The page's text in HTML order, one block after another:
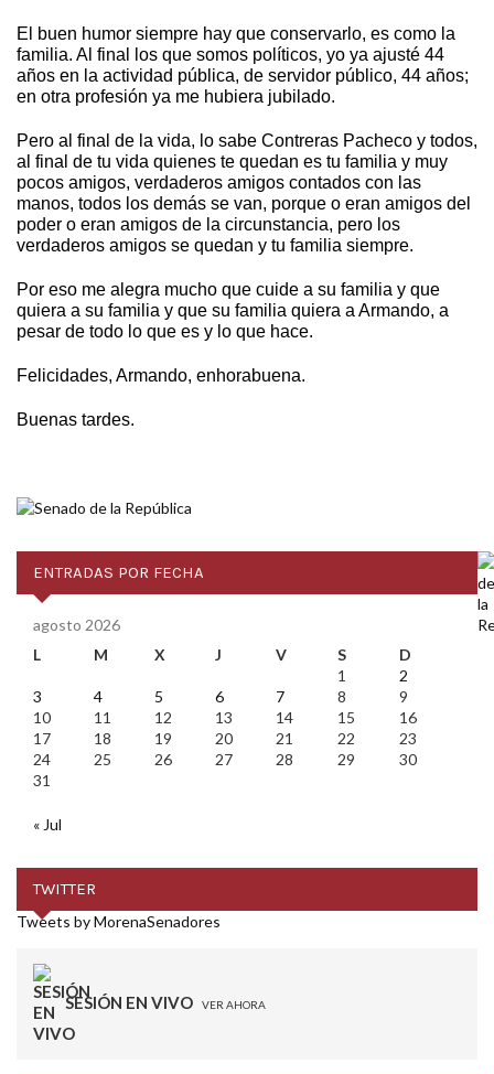
El buen humor siempre hay que conservarlo, es como la
familia. Al final los que somos políticos, yo ya ajusté 44
años en la actividad pública, de servidor público, 44 años;
en otra profesión ya me hubiera jubilado.
Pero al final de la vida, lo sabe Contreras Pacheco y todos,
al final de tu vida quienes te quedan es tu familia y muy
pocos amigos, verdaderos amigos contados con las
manos, todos los demás se van, porque o eran amigos del
poder o eran amigos de la circunstancia, pero los
verdaderos amigos se quedan y tu familia siempre.
Por eso me alegra mucho que cuide a su familia y que
quiera a su familia y que su familia quiera a Armando, a
pesar de todo lo que es y lo que hace.
Felicidades, Armando, enhorabuena.
Buenas tardes.
ENTRADAS POR FECHA
agosto 2026
L
M X J V S
D
1
2
3
4 5 6 7 8
9
10
11 12 13 14 15
16
17
18 19 20 21 22
23
24
25 26 27 28 29
30
31
« Jul
TWITTER
Tweets by MorenaSenadores
SESIÓN EN VIVO VER AHORA